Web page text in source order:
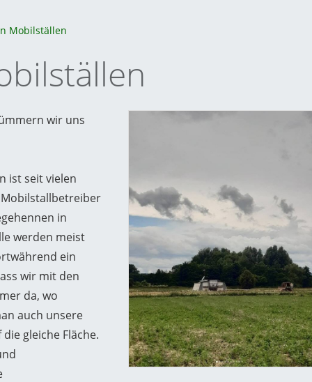
Mobilställen
wir uns
ist seit vielen
Mobilstallbetreiber
in
werden meist
ein
wir mit den
da, wo
auch unsere
gleiche Fläche.